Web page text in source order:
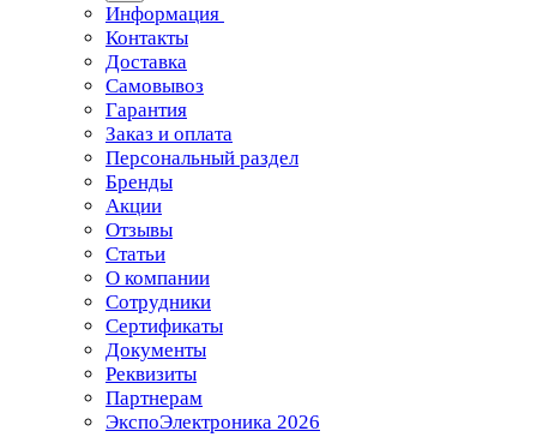
Информация
Контакты
Доставка
Самовывоз
Гарантия
Заказ и оплата
Персональный раздел
Бренды
Акции
Отзывы
Статьи
О компании
Сотрудники
Сертификаты
Документы
Реквизиты
Партнерам
ЭкспоЭлектроника 2026